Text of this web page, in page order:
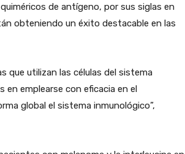
de antígeno, por sus siglas en
obteniendo un éxito destacable en las
que utilizan las células del sistema
en emplearse con eficacia en el
global el sistema inmunológico”,